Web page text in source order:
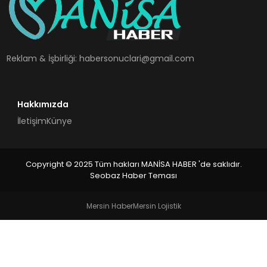
SPOR
TEKNOLOJI
Reklam & İşbirliği:habersonuclari@gmail.com
Hakkımızda
İletişimKünye
Copyright © 2025 Tüm hakları MANİSA HABER 'de saklıdır.
Seobaz Haber Teması
Mersin HaberMersin Lojistik